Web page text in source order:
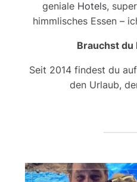
geniale Hotels, super
himmlisches Essen –
Brauchst du
Seit 2014 findest du
den Urlaub,